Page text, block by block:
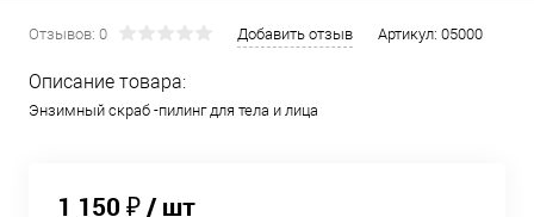
Отзывов: 0 Добавить отзыв Артикул: 05000
Описание товара:
Энзимный скраб -пилинг для тела и лица
1 150 ₽/ шт